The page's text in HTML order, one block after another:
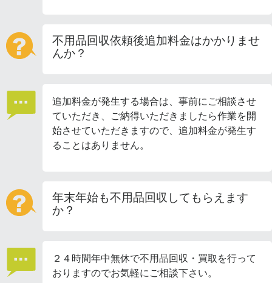
不用品回収依頼後追加料金はかかりませ
んか？
追加料金が発生する場合は、事前にご相談させ
ていただき、ご納得いただきましたら作業を開
始させていただきますので、追加料金が発生す
ることはありません。
年末年始も不用品回収してもらえます
か？
２４時間年中無休で不用品回収・買取を行って
おりますのでお気軽にご相談下さい。